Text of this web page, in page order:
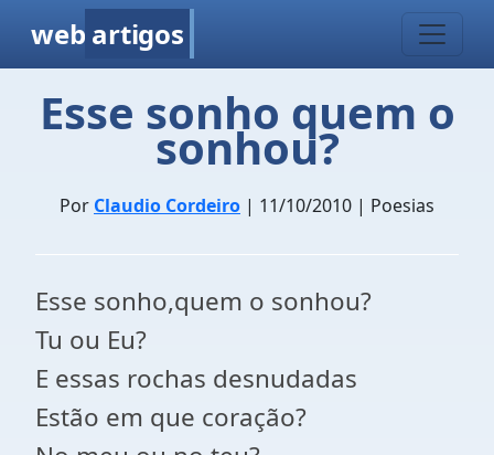
web artigos
Esse sonho quem o
sonhou?
Por Claudio Cordeiro | 11/10/2010 | Poesias
Esse sonho,quem o sonhou?
Tu ou Eu?
E essas rochas desnudadas
Estão em que coração?